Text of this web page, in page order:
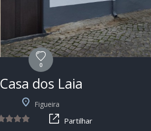
0
Casa dos Laia
Figueira
Partilhar